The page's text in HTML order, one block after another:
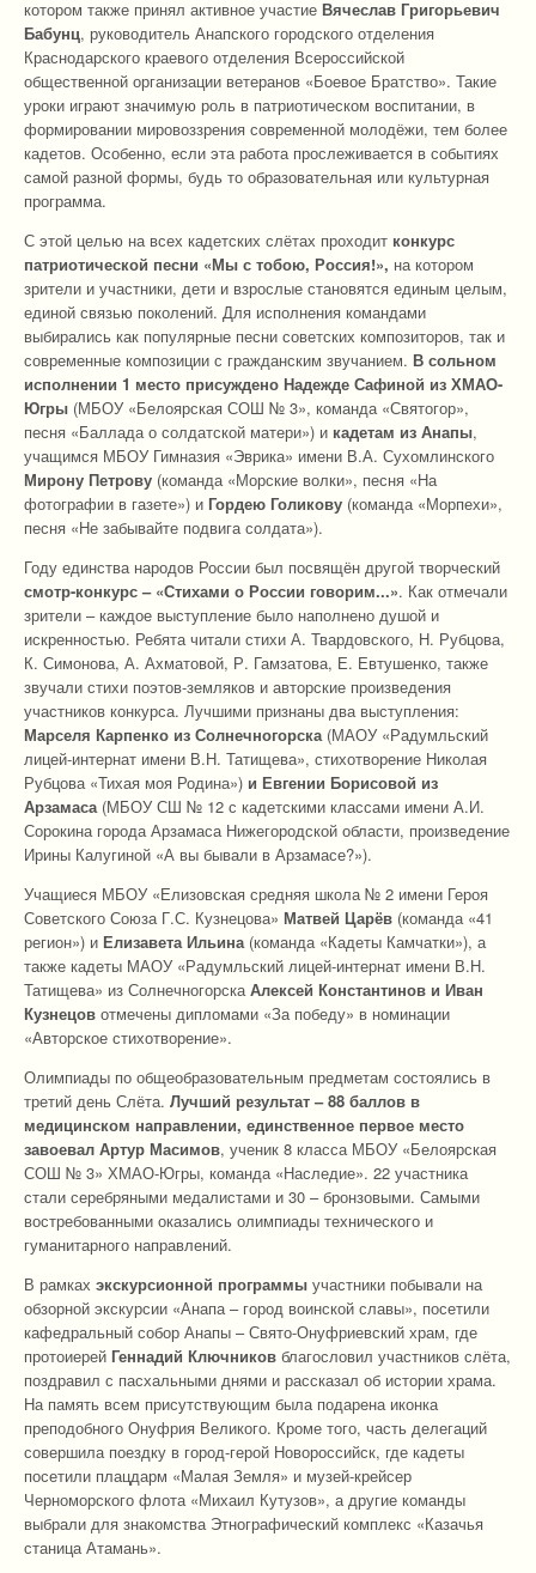
котором также принял активное участие Вячеслав Григорьевич
Бабунц, руководитель Анапского городского отделения
Краснодарского краевого отделения Всероссийской
общественной организации ветеранов «Боевое Братство». Такие
уроки играют значимую роль в патриотическом воспитании, в
формировании мировоззрения современной молодёжи, тем более
кадетов. Особенно, если эта работа прослеживается в событиях
самой разной формы, будь то образовательная или культурная
программа.
С этой целью на всех кадетских слётах проходит конкурс
патриотической песни «Мы с тобою, Россия!», на котором
зрители и участники, дети и взрослые становятся единым целым,
единой связью поколений. Для исполнения командами
выбирались как популярные песни советских композиторов, так и
современные композиции с гражданским звучанием. В сольном
исполнении 1 место присуждено Надежде Сафиной из ХМАО-
Югры (МБОУ «Белоярская СОШ № 3», команда «Святогор»,
песня «Баллада о солдатской матери») и кадетам из Анапы,
учащимся МБОУ Гимназия «Эврика» имени В.А. Сухомлинского
Мирону Петрову (команда «Морские волки», песня «На
фотографии в газете») и Гордею Голикову (команда «Морпехи»,
песня «Не забывайте подвига солдата»).
Году единства народов России был посвящён другой творческий
смотр-конкурс – «Стихами о России говорим...». Как отмечали
зрители – каждое выступление было наполнено душой и
искренностью. Ребята читали стихи А. Твардовского, Н. Рубцова,
К. Симонова, А. Ахматовой, Р. Гамзатова, Е. Евтушенко, также
звучали стихи поэтов-земляков и авторские произведения
участников конкурса. Лучшими признаны два выступления:
Марселя Карпенко из Солнечногорска (МАОУ «Радумльский
лицей-интернат имени В.Н. Татищева», стихотворение Николая
Рубцова «Тихая моя Родина») и Евгении Борисовой из
Арзамаса (МБОУ СШ № 12 с кадетскими классами имени А.И.
Сорокина города Арзамаса Нижегородской области, произведение
Ирины Калугиной «А вы бывали в Арзамасе?»).
Учащиеся МБОУ «Елизовская средняя школа № 2 имени Героя
Советского Союза Г.С. Кузнецова» Матвей Царёв (команда «41
регион») и Елизавета Ильина (команда «Кадеты Камчатки»), а
также кадеты МАОУ «Радумльский лицей-интернат имени В.Н.
Татищева» из Солнечногорска Алексей Константинов и Иван
Кузнецов отмечены дипломами «За победу» в номинации
«Авторское стихотворение».
Олимпиады по общеобразовательным предметам состоялись в
третий день Слёта. Лучший результат – 88 баллов в
медицинском направлении, единственное первое место
завоевал Артур Масимов, ученик 8 класса МБОУ «Белоярская
СОШ № 3» ХМАО-Югры, команда «Наследие». 22 участника
стали серебряными медалистами и 30 – бронзовыми. Самыми
востребованными оказались олимпиады технического и
гуманитарного направлений.
В рамках экскурсионной программы участники побывали на
обзорной экскурсии «Анапа – город воинской славы», посетили
кафедральный собор Анапы – Свято-Онуфриевский храм, где
протоиерей Геннадий Ключников благословил участников слёта,
поздравил с пасхальными днями и рассказал об истории храма.
На память всем присутствующим была подарена иконка
преподобного Онуфрия Великого. Кроме того, часть делегаций
совершила поездку в город-герой Новороссийск, где кадеты
посетили плацдарм «Малая Земля» и музей-крейсер
Черноморского флота «Михаил Кутузов», а другие команды
выбрали для знакомства Этнографический комплекс «Казачья
станица Атамань».